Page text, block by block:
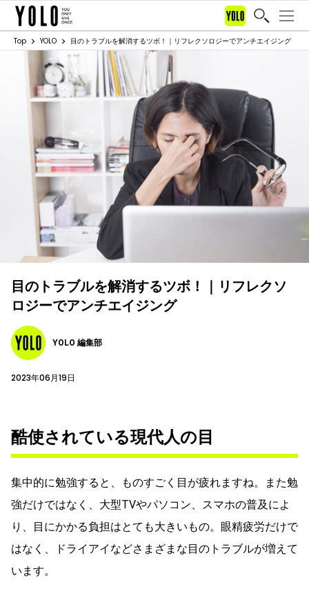
Top YOLO 目のトラブルを解消するツボ！｜リフレクソロジーでアンチエイジング
目のトラブルを解消するツボ！｜リフレクソ
ロジーでアンチエイジング
YOLO 編集部
2023年06月19日
酷使されている現代人の目
集中的に勉強すると、ものすごく目が疲れますね。また勉
強だけではなく、大型TVやパソコン、スマホの普及によ
り、目にかかる負担はとても大きいもの。眼精疲労だけで
はなく、ドライアイなどさまざまな目のトラブルが増えて
います。